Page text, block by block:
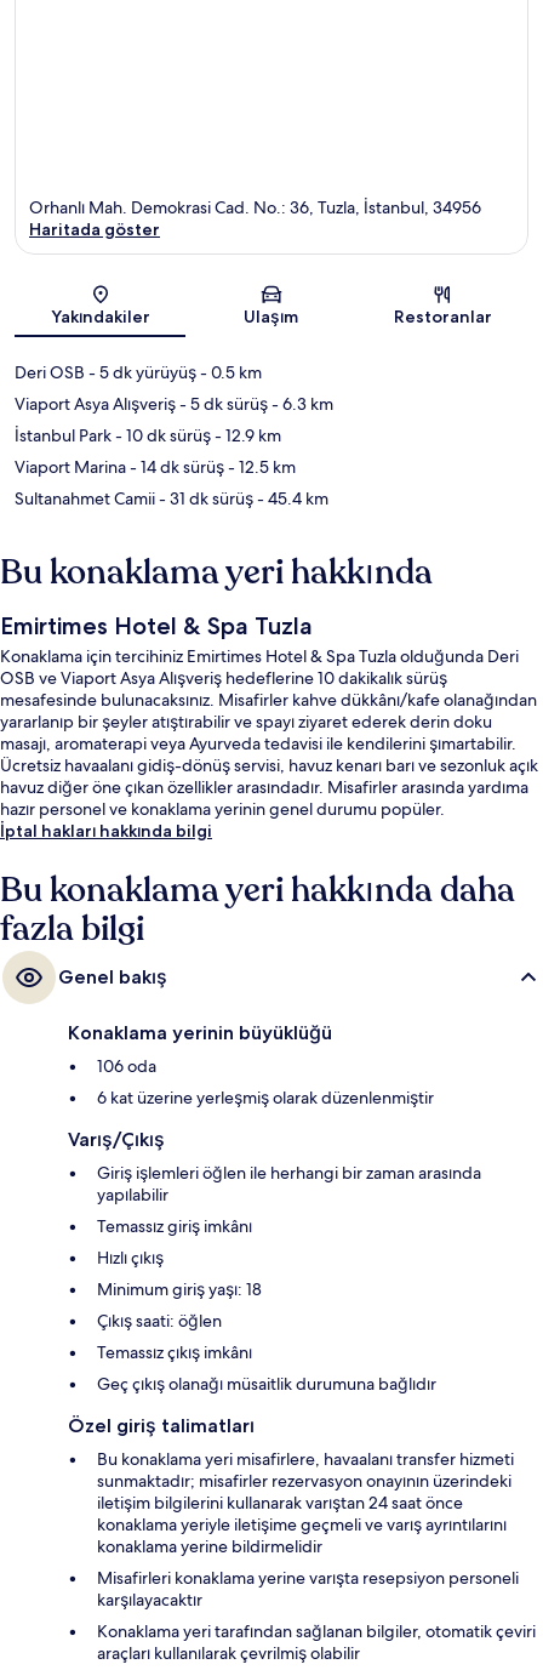
Harita
Orhanlı Mah. Demokrasi Cad. No.: 36, Tuzla, İstanbul, 34956
Haritada göster
Yakındakiler Ulaşım Restoranlar
Deri OSB - 5 dk yürüyüş- 0.5 km
Viaport Asya Alışveriş- 5 dk sürüş- 6.3 km
İstanbul Park- 10 dk sürüş- 12.9 km
Viaport Marina- 14 dk sürüş- 12.5 km
Sultanahmet Camii- 31 dk sürüş- 45.4 km
Bu konaklama yeri hakkında
Emirtimes Hotel & Spa Tuzla
Konaklama için tercihiniz Emirtimes Hotel & Spa Tuzla olduğunda Deri
OSB ve Viaport Asya Alışveriş hedeflerine 10 dakikalık sürüş
mesafesinde bulunacaksınız. Misafirler kahve dükkânı/kafe olanağından
yararlanıp bir şeyler atıştırabilir ve spayı ziyaret ederek derin doku
masajı, aromaterapi veya Ayurveda tedavisi ile kendilerini şımartabilir.
Ücretsiz havaalanı gidiş-dönüş servisi, havuz kenarı barı ve sezonluk açık
havuz diğer öne çıkan özellikler arasındadır. Misafirler arasında yardıma
hazır personel ve konaklama yerinin genel durumu popüler.
İptal hakları hakkında bilgi
Bu konaklama yeri hakkında daha
fazla bilgi
Genel bakış
Konaklama yerinin büyüklüğü
106 oda
6 kat üzerine yerleşmiş olarak düzenlenmiştir
Varış/Çıkış
Giriş işlemleri öğlen ile herhangi bir zaman arasında
yapılabilir
Temassız giriş imkânı
Hızlı çıkış
Minimum giriş yaşı: 18
Çıkış saati: öğlen
Temassız çıkış imkânı
Geç çıkış olanağı müsaitlik durumuna bağlıdır
Özel giriş talimatları
Bu konaklama yeri misafirlere, havaalanı transfer hizmeti
sunmaktadır; misafirler rezervasyon onayının üzerindeki
iletişim bilgilerini kullanarak varıştan 24 saat önce
konaklama yeriyle iletişime geçmeli ve varış ayrıntılarını
konaklama yerine bildirmelidir
Misafirleri konaklama yerine varışta resepsiyon personeli
karşılayacaktır
Konaklama yeri tarafından sağlanan bilgiler, otomatik çeviri
araçları kullanılarak çevrilmiş olabilir